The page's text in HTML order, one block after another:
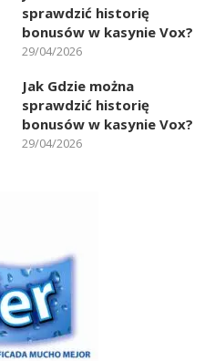
sprawdzić historię
bonusów w kasynie Vox?
29/04/2026
Jak Gdzie można
sprawdzić historię
bonusów w kasynie Vox?
29/04/2026